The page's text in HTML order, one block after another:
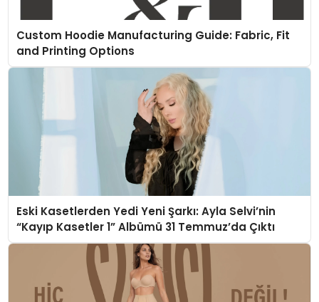
Custom Hoodie Manufacturing Guide: Fabric, Fit
and Printing Options
Eski Kasetlerden Yedi Yeni Şarkı: Ayla Selvi’nin
“Kayıp Kasetler 1” Albümü 31 Temmuz’da Çıktı